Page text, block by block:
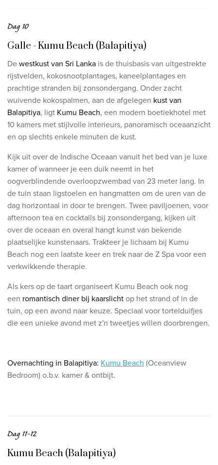
Dag 10
Galle - Kumu Beach (Balapitiya)
Dewestkust van Sri Lanka is de thuisbasis van uitgestrekte
rijstvelden, kokosnootplantages, kaneelplantages en
prachtige stranden bij zonsondergang. Onder zacht
wuivende kokospalmen, aan de afgelegen kust van
Balapitiya, ligt Kumu Beach, een modern boetiekhotel met
10 kamers met stijlvolle interieurs, panoramisch oceaanzicht
en op slechts enkele minuten de kust.
Kijk uit over de Indische Oceaan vanuit het bed van je luxe
kamer of wanneer je een duik neemt in het
oogverblindendeoverloopzwembad van 23 meter lang. In
de tuin staan ligstoelen en hangmatten om de uren van de
dag horizontaal in door te brengen. Twee paviljoenen, voor
afternoon tea en cocktails bij zonsondergang, kijken uit
over de oceaan en overal hangt kunst van bekende
plaatselijke kunstenaars. Trakteer je lichaam bij Kumu
Beach nog een laatste keer en trek naar de Z Spa voor een
verkwikkende therapie.
Als kers op de taart organiseert Kumu Beach ook nog
een romantisch diner bij kaarslichtop het strand of in de
tuin, op een avond naar keuze. Speciaal voor tortelduifjes
die een unieke avond met z'n tweetjes willen doorbrengen.
Overnachting in Balapitiya: Kumu Beach (Oceanview
Bedroom) o.b.v. kamer & ontbijt.
Dag 11-12
Kumu Beach (Balapitiya)